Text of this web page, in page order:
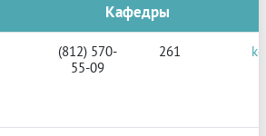
Кафедры
(812) 570-
55-09
261